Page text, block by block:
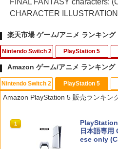
CHARACTER
楽天市場 ゲーム/アニメ ランキング
Nintendo Switch 2
1
【SALE・
品】ホグワ
【ポスト
￥7,000
PlayStation 5
1
【
サイレント
ームソフト
￥4,315
1
【中古】本
か)る DS宅
1
【中古】【
MovieNEX
Amazon ゲーム/アニメ ランキング
Nintendo Switch 2
1
スプラトゥ
コード版
PlayStation 5
Amazon PlayStation 5 販売ランキン
1
PlayStation
日本語専
ese only